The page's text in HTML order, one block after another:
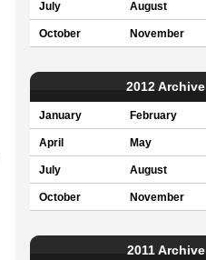
July August
October November
2012 Archive
January February
April May
July August
October November
2011 Archive